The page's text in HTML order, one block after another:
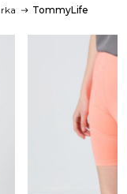
TommyLife